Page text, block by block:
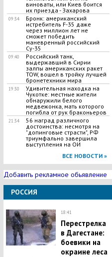
виноваты, или Киев боится
их приезда - Захарова
09:34
Бронк: американский
истребитель F-35 даже
через миллион лет не
сможет победить
маневренный российский
Су-35
09:40
Российский танк,
выдержавший в Сирии
залпы американских ракет
TOW, вошел в тройку лучшей
бронетехники мира
19:30
​Удивительная находка на
Чукотке: местные жители
обнаружили белого
медвежонка, мать которого
погибла от рук браконьеров
21:34
56 наград различного
достоинства: несмотря на
"допинговые страсти", РФ
триумфально завершила
выступления на ОИ
ВСЕ НОВОСТИ »
Добавить рекламное обьявление
РОССИЯ
18:41
Перестрелка
в Дагестане:
боевики на
окраине леса